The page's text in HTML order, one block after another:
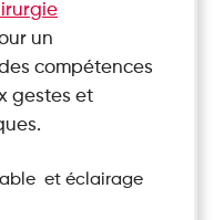
un
compétences
gestes et
et éclairage